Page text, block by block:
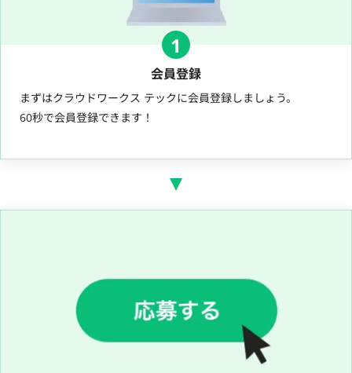
1
会員登録
まずはクラウドワークス テックに会員登録しましょう。
60秒で会員登録できます！